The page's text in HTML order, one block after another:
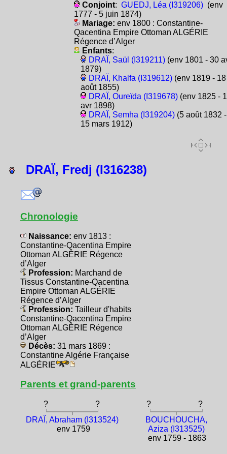
Conjoint: GUEDJ, Léa (I319206)(env
1777 - 5 juin 1874)
Mariage: env 1800 : Constantine-
Qacentina Empire Ottoman ALGÉRIE
Régence d’Alger
Enfants:
DRAÏ, Saül (I319211)(env 1801 - 30
1879)
DRAÏ, Khalfa (I319612)(env 1819 - 18
août 1855)
DRAÏ, Oureïda (I319678)(env 1825 -
avr 1898)
DRAÏ, Semha (I319204)(5 août 1832 -
15 mars 1912)
DRAÏ, Fredj (I316238)
Chronologie
Naissance: env 1813 :
Constantine-Qacentina Empire
Ottoman ALGÉRIE Régence
d’Alger
Profession: Marchand de
Tissus Constantine-Qacentina
Empire Ottoman ALGÉRIE
Régence d’Alger
Profession: Tailleur d'habits
Constantine-Qacentina Empire
Ottoman ALGÉRIE Régence
d’Alger
Décès: 31 mars 1869 :
Constantine Algérie Française
ALGÉRIE
Parents et grand-parents
? ? ?
?
DRAÏ, Abraham (I313524)
env 1759
BOUCHOUCHA,
Aziza (I313525)
env 1759 - 1863